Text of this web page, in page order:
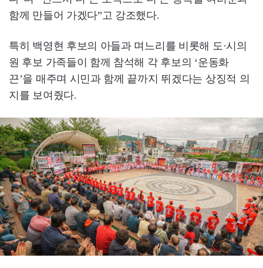
함께 만들어 가겠다”고 강조했다.
특히 백영현 후보의 아들과 며느리를 비롯해 도·시의
원 후보 가족들이 함께 참석해 각 후보의 ‘운동화
끈’을 매주며 시민과 함께 끝까지 뛰겠다는 상징적 의
지를 보여줬다.